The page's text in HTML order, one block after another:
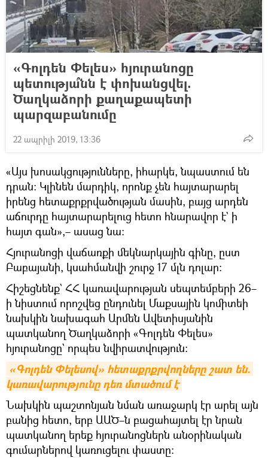
«Գոլդեն Փելես» հյուրանոցը
պետությա՞նն է փոխանցվել.
Ծաղկաձորի քաղաքապետի
պարզաբանումը
22 ապրիլի 2019, 13:36
«Այս խոսակցությունները, իհարկե, նպաստում են
դրան։ Կլինեն մարդիկ, որոնք չեն հայտարարել
իրենց հետաքրքրվածության մասին, բայց արդեն
աճուրդը հայտարարելուց հետո հնարավոր է` ի
հայտ գան»,– ասաց նա։
Հյուրանոցի վաճառքի մեկնարկային գինը, ըստ
Բաբայանի, կսահմանվի շուրջ 17 մլն դոլար։
Հիշեցնենք` ՀՀ կառավարության սեպտեմբերի 26–
ի նիստում որոշվեց ընդունել Մաքսային կոմիտեի
նախկին նախագահ Արմեն Ավետիսյանին
պատկանող Ծաղկաձորի «Գոլդեն Փելես»
հյուրանոցը` որպես նվիրատվություն։
«Գոլդեն Փելեսով» հետաքրքրվողները շատ են.
կառավարությունը դեռ մտածում է
Նախկին պաշտոնյան նման առաջարկ էր արել այն
բանից հետո, երբ ԱԱԾ–ն բացահայտել էր նրան
պատկանող երեք հյուրանոցներն անօրինական
գումարներով կառուցելու փաստը։